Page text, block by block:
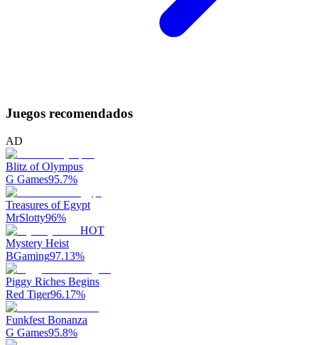
Juegos recomendados
AD
Blitz of Olympus
G Games95.7%
Treasures of Egypt
MrSlotty96%
HOT
Mystery Heist
BGaming97.13%
Piggy Riches Begins
Red Tiger96.17%
Funkfest Bonanza
G Games95.8%